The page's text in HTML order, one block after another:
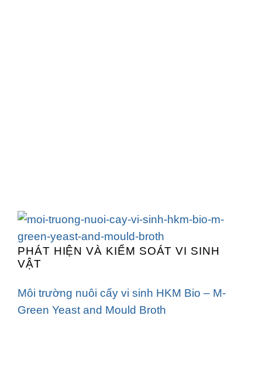
PHÁT HIỆN VÀ KIỂM SOÁT VI SINH
VẬT
Môi trường nuôi cấy vi sinh HKM Bio – M-
Green Yeast and Mould Broth